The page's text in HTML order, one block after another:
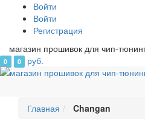
Войти
Войти
Регистрация
магазин прошивок для чип-
0 0
руб.
Главная
Changan